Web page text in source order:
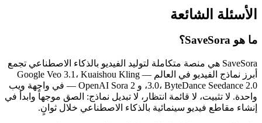
الأسئلة الشائعة
ما هو SaveSora؟
SaveSora هي منصة متكاملة لتوليد الفيديو بالذكاء الاصطناعي تجمع
أبرز نماذج الفيديو في العالم — Google Veo 3.1، Kuaishou Kling
3.0، ByteDance Seedance 2.0، و OpenAI Sora 2 — في واجهة ويب
واحدة. لا تثبيت، لا قائمة انتظار، لا تبديل نماذج: الصق موجهاً وابدأ في
إنشاء مقاطع فيديو سينمائية بالذكاء الاصطناعي خلال ثوانٍ.